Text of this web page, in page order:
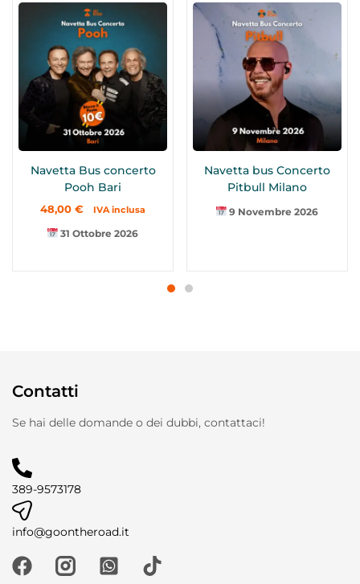
Navetta Bus concerto
Pooh Bari
48,00 € IVA inclusa
31 Ottobre 2026
Navetta bus Concerto
Pitbull Milano
9 Novembre 2026
Contatti
Se hai delle domande o dei dubbi, contattaci!
389-9573178
info@goontheroad.it